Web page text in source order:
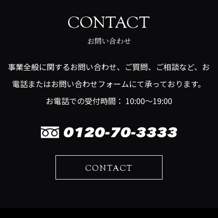
CONTACT
お問い合わせ
事業全般に関するお問い合わせ、ご質問、ご相談など、お
電話またはお問い合わせフォームにて承っております。
お電話での受付時間： 10:00～19:00
CONTACT